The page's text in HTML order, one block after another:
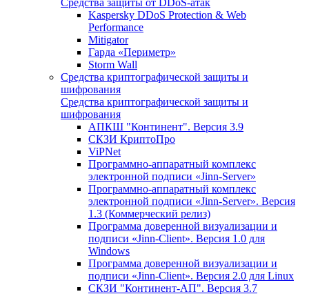
Средства защиты от DDoS-атак
Kaspersky DDoS Protection & Web
Performance
Mitigator
Гарда «Периметр»
Storm Wall
Средства криптографической защиты и
шифрования
Средства криптографической защиты и
шифрования
АПКШ "Континент". Версия 3.9
СКЗИ КриптоПро
ViPNet
Программно-аппаратный комплекс
электронной подписи «Jinn-Server»
Программно-аппаратный комплекс
электронной подписи «Jinn-Server». Версия
1.3 (Коммерческий релиз)
Программа доверенной визуализации и
подписи «Jinn-Client». Версия 1.0 для
Windows
Программа доверенной визуализации и
подписи «Jinn-Client». Версия 2.0 для Linux
СКЗИ "Континент-АП". Версия 3.7